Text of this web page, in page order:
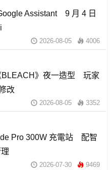
Assistant 9 月 4 日
2026-08-05 4006
BLEACH》夜一造型 玩家
改
2026-08-05 3352
Pro 300W 充電站 配智
2026-07-30 9469